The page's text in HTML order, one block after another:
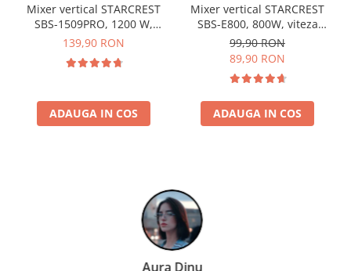
Mixer vertical STARCREST
SBS-1509PRO, 1200 W,
Chopper, Tel, Pahar gradat,
Negru
139,90 RON
ADAUGA IN COS
Mixer vertical STARCREST
SBS-E800, 800W, viteza
variabila, tocator, tel, cana
de mixat, negru/inox
99,90 RON
89,90 RON
ADAUGA IN COS
Paula Chiriac